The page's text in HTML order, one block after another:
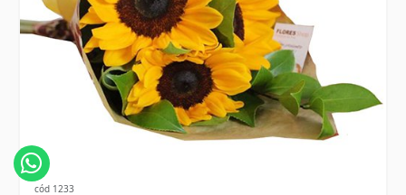
cód 1233